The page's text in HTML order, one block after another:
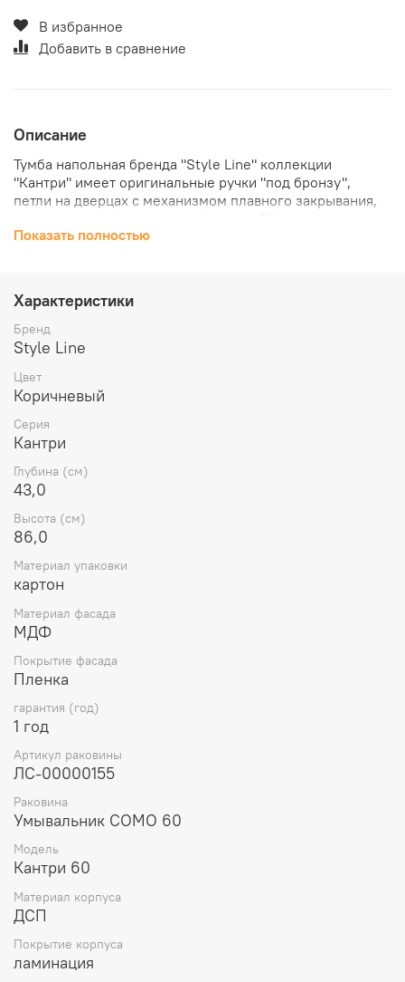
В избранное
Добавить в сравнение
Описание
Тумба напольная бренда "Style Line" коллекции
"Кантри" имеет оригинальные ручки "под бронзу",
петли на дверцах с механизмом плавного закрывания,
помощью эксцентриковых стяжек Hafele; все
Показать полностью
Характеристики
Бренд
Style Line
Цвет
Коричневый
Серия
Кантри
Глубина (см)
43,0
Высота (см)
86,0
Материал упаковки
картон
Материал фасада
МДФ
Покрытие фасада
Пленка
гарантия (год)
1 год
Артикул раковины
ЛС-00000155
Раковина
Умывальник СОМО 60
Модель
Кантри 60
Материал корпуса
ДСП
Покрытие корпуса
ламинация